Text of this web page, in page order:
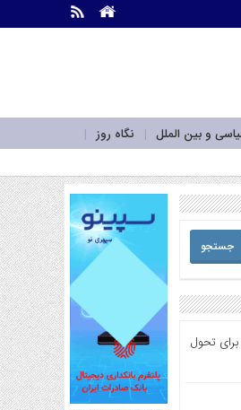
و بین الملل
نگاه روز
برای تحول